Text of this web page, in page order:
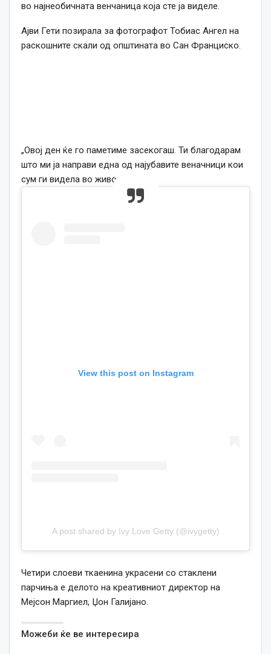
во најнеобичната венчаница која сте ја виделе.
Ајви Гети позирала за фотографот Тобиас Ангел на
раскошните скали од општината во Сан Франциско.
„Овој ден ќе го паметиме засекогаш. Ти благодарам
што ми ја направи една од најубавите веначници кои
сум ги видела во животот”.
View this post on Instagram
A post shared by Ivy Love Getty (@ivygetty)
Четири слоеви ткаенина украсени со стаклени
парчиња е делото на креативниот директор на
Мејсон Маргиел, Џон Галијано.
Можеби ќе ве интересира